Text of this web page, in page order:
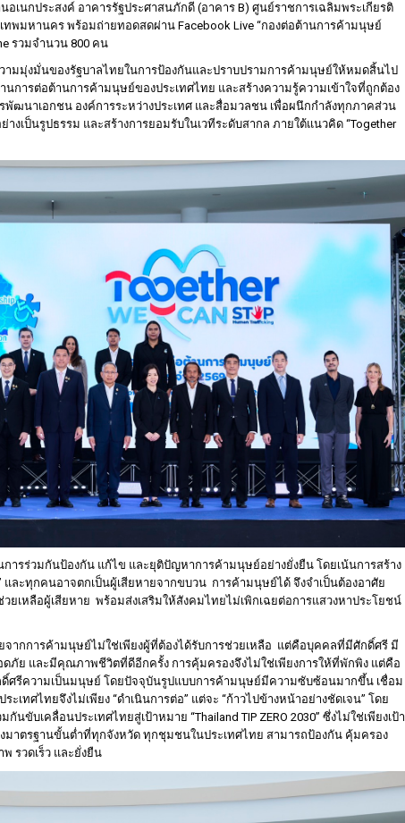
อเนกประสงค์ อาคารรัฐประศาสนภักดี (อาคาร B) ศูนย์ราชการเฉลิมพระเกียรติ
พมหานคร พร้อมถ่ายทอดสดผ่าน Facebook Live “กองต่อต้านการค้ามนุษย์
รวมจำนวน 800 คน
ามมุ่งมั่นของรัฐบาลไทยในการป้องกันและปราบปรามการค้ามนุษย์ให้หมดสิ้นไป
การต่อต้านการค้ามนุษย์ของประเทศไทย และสร้างความรู้ความเข้าใจที่ถูกต้อง
ฒนาเอกชน องค์การระหว่างประเทศ และสื่อมวลชน เพื่อผนึกกำลังทุกภาคส่วน
เป็นรูปธรรม และสร้างการยอมรับในเวทีระดับสากล ภายใต้แนวคิด “Together
ารร่วมกันป้องกัน แก้ไข และยุติปัญหาการค้ามนุษย์อย่างยั่งยืน โดยเน้นการสร้าง
และทุกคนอาจตกเป็นผู้เสียหายจากขบวน การค้ามนุษย์ได้ จึงจำเป็นต้องอาศัย
ยเหลือผู้เสียหาย พร้อมส่งเสริมให้สังคมไทยไม่เพิกเฉยต่อการแสวงหาประโยชน์
จากการค้ามนุษย์ไม่ใช่เพียงผู้ที่ต้องได้รับการช่วยเหลือ แต่คือบุคคลที่มีศักดิ์ศรี มี
ภัย และมีคุณภาพชีวิตที่ดีอีกครั้ง การคุ้มครองจึงไม่ใช่เพียงการให้ที่พักพิง แต่คือ
ดิ์ศรีความเป็นมนุษย์ โดยปัจจุบันรูปแบบการค้ามนุษย์มีความซับซ้อนมากขึ้น เชื่อม
ทศไทยจึงไม่เพียง “ดำเนินการต่อ” แต่จะ “ก้าวไปข้างหน้าอย่างชัดเจน” โดย
บเคลื่อนประเทศไทยสู่เป้าหมาย “Thailand TIP ZERO 2030” ซึ่งไม่ใช่เพียงเป้า
าตรฐานขั้นต่ำที่ทุกจังหวัด ทุกชุมชนในประเทศไทย สามารถป้องกัน คุ้มครอง
รวดเร็ว และยั่งยืน